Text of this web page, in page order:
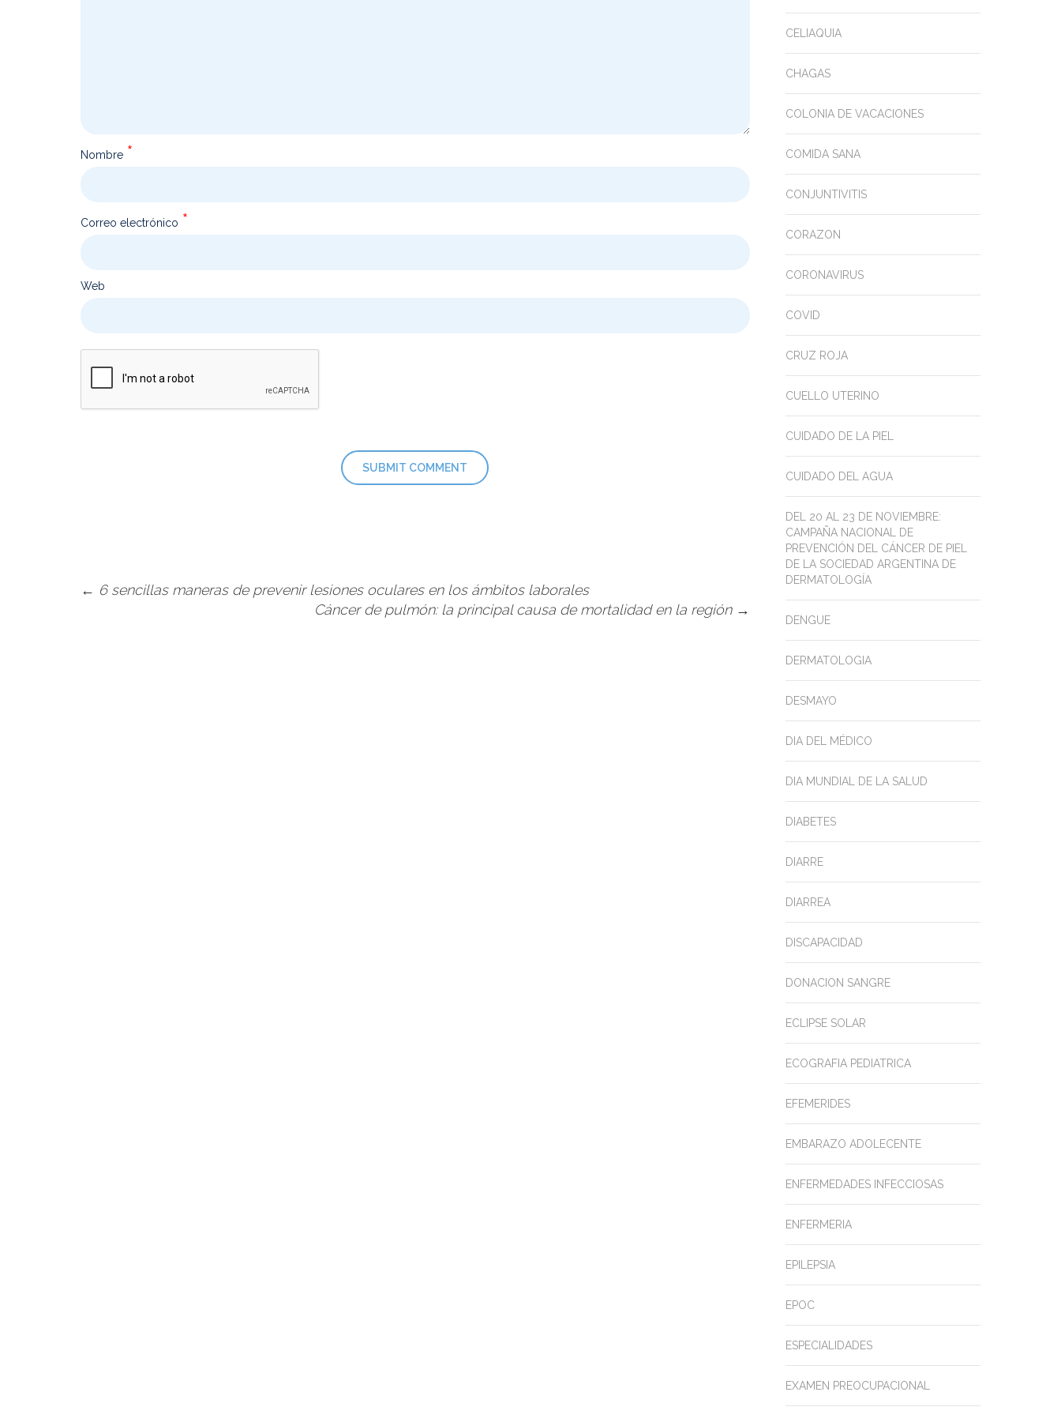
Nombre *
Correo electrónico *
Web
← 6 sencillas maneras de prevenir lesiones oculares en los ámbitos laborales
Cáncer de pulmón: la principal causa de mortalidad en la región →
CELIAQUIA
CHAGAS
COLONIA DE VACACIONES
COMIDA SANA
CONJUNTIVITIS
CORAZON
CORONAVIRUS
COVID
CRUZ ROJA
CUELLO UTERINO
CUIDADO DE LA PIEL
CUIDADO DEL AGUA
DEL 20 AL 23 DE NOVIEMBRE:
CAMPAÑA NACIONAL DE
PREVENCIÓN DEL CÁNCER DE PIEL
DE LA SOCIEDAD ARGENTINA DE
DERMATOLOGÍA
DENGUE
DERMATOLOGIA
DESMAYO
DIA DEL MÉDICO
DIA MUNDIAL DE LA SALUD
DIABETES
DIARRE
DIARREA
DISCAPACIDAD
DONACION SANGRE
ECLIPSE SOLAR
ECOGRAFIA PEDIATRICA
EFEMERIDES
EMBARAZO ADOLECENTE
ENFERMEDADES INFECCIOSAS
ENFERMERIA
EPILEPSIA
EPOC
ESPECIALIDADES
EXAMEN PREOCUPACIONAL